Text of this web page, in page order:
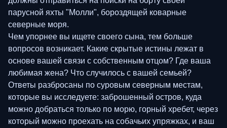
парусной яхты "Молли", бороздящей коварные
северные моря.
Чем упорнее вы ищете своего сына, тем больше
вопросов возникает. Какие скрытые истины лежат в
основе вашей связи с собственным отцом? Где ваша
любимая жена? Что случилось с вашей семьей?
Ответы разбросаны по суровым северным местам,
которые вы исследуете: заброшенный остров, куда
можно добраться только по морю, горный хребет, через
который можно проехать на собачьих упряжках, и ваш